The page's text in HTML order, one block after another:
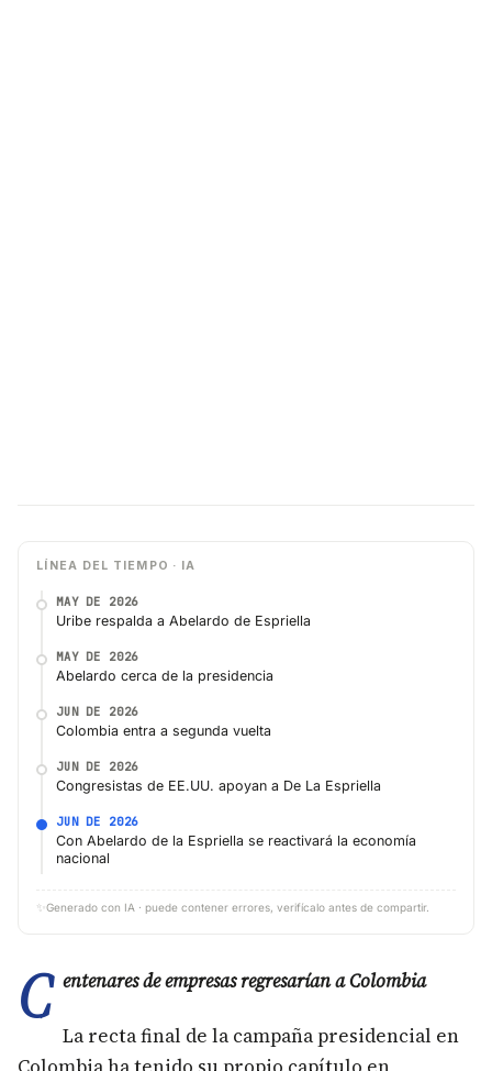
LÍNEA DEL TIEMPO · IA
MAY DE 2026
Uribe respalda a Abelardo de Espriella
MAY DE 2026
Abelardo cerca de la presidencia
JUN DE 2026
Colombia entra a segunda vuelta
JUN DE 2026
Congresistas de EE.UU. apoyan a De La Espriella
JUN DE 2026
Con Abelardo de la Espriella se reactivará la economía
nacional
✨ Generado con IA · puede contener errores, verifícalo antes de compartir.
C entenares de empresas regresarían a Colombia
La recta final de la campaña presidencial en